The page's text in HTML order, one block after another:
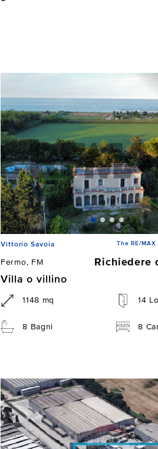
Vittorio Savoia The RE/
Fermo, FM
Richiedere
Villa o villino
1148 mq 14
8 Bagni 8